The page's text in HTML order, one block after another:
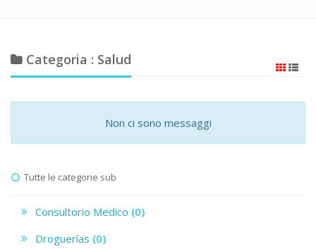
Categoria : Salud
Non ci sono messaggi
Tutte le categorie sub
Consultorio Medico
(0)
Droguerías
(0)